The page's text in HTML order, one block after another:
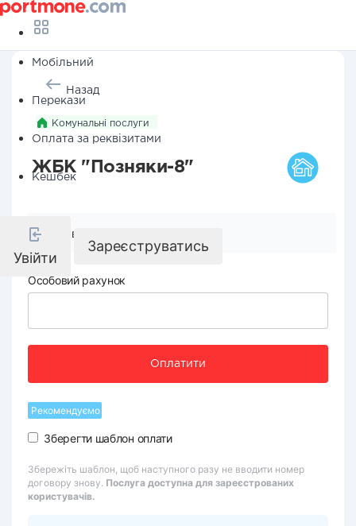
Мобільний
Перекази
Оплата за реквізитами
Кешбек
Увійти
Зареєструватись
Назад
Комунальні послуги
ЖБК "Позняки-8"
Реквізити компанії
Особовий рахунок
Оплатити
Рекомендуємо
Зберегти шаблон оплати
Збережіть шаблон, щоб наступного разу не вводити номер
договору знову. Послуга доступна для зареєстрованих
користувачів.